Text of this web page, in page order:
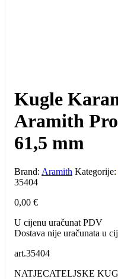
Kugle
Aramith
61,5 mm
Brand: Aramith Kategorije:
35404
0,00 €
U cijenu uračunat PDV
Dostava nije uračunata u
art.35404
NATJECATELJSKE